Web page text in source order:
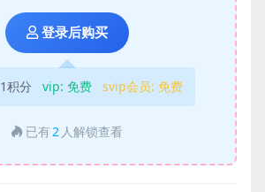
登录后购买
1积分 vip: 免费 svip会员: 免费
已有2 人解锁查看